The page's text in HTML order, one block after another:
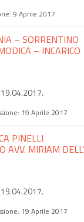
9 Aprile 2017
– SORRENTINO
– INCARICO
19 Aprile 2017
PINELLI
AVV. MIRIAM DELL’
19 Aprile 2017